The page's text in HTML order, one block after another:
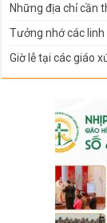
Những địa chỉ cần
Tưởng nhớ các
Giờ lễ tại các giáo